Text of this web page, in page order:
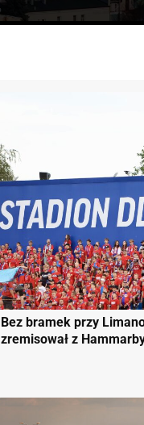
Bez bramek przy
zremisował z